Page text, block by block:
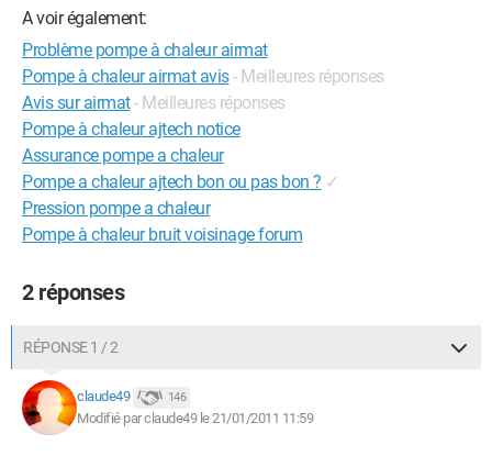
A voir également:
Problème pompe à chaleur airmat
Pompe à chaleur airmat avis- Meilleures réponses
Avis sur airmat- Meilleures réponses
Pompe à chaleur ajtech notice
Assurance pompe a chaleur
Pompe a chaleur ajtech bon ou pas bon ? ✓
Pression pompe a chaleur
Pompe à chaleur bruit voisinage forum
2 réponses
RÉPONSE 1 / 2
claude49 146
Modifié par claude49 le 21/01/2011 11:59